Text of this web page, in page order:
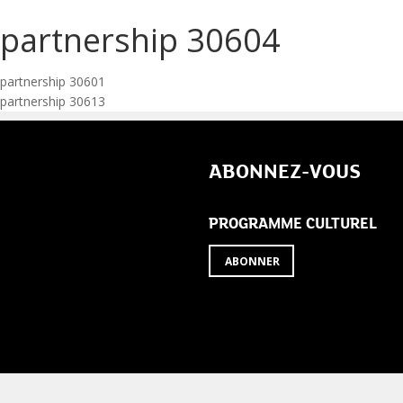
partnership 30604
Navigation
de
partnership 30601
partnership 30613
ABONNEZ-VOUS
PROGRAMME CULTUREL
ABONNER